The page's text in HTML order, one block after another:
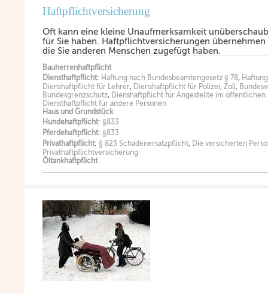
Haftpflichtversicherung
Oft kann eine kleine Unaufmerksamkeit
für Sie haben. Haftpflichtversicherungen übernehmen
die Sie anderen Menschen zugefügt haben.
Bauherrenhaftpflicht
Diensthaftpflicht: Haftung nach Bundesbeamtengesetz § 78,
Dienshaftpflicht für Lehrer, Dienshaftpflicht für Polizei, Zoll,
Bundesgrenzschutz, Dienshaftpflicht für Angestellte im öffentlichen
Diensthaftpflicht für andere Personen
Haus und Grundstück
Hundehaftpflicht: §833
Pferdehaftpflicht: §833
Privathaftpflicht: § 823 Schadenersatzpflicht, Die versicherten
Privathaftpflichtversicherung
Öltankhaftpflicht